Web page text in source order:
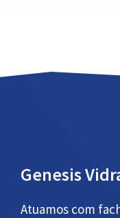
Genesis
Atuamos com